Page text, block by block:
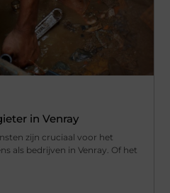
in Venray
zijn cruciaal voor het
als bedrijven in Venray. Of het